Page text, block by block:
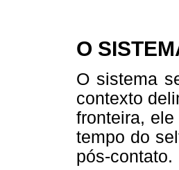
O
O sistema
contexto
fronteira,
tempo do
pós-